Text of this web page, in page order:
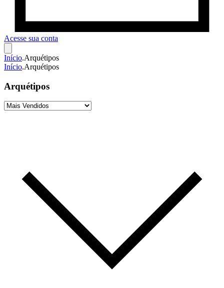
Acesse sua conta
Início.Arquétipos
Início.Arquétipos
Arquétipos